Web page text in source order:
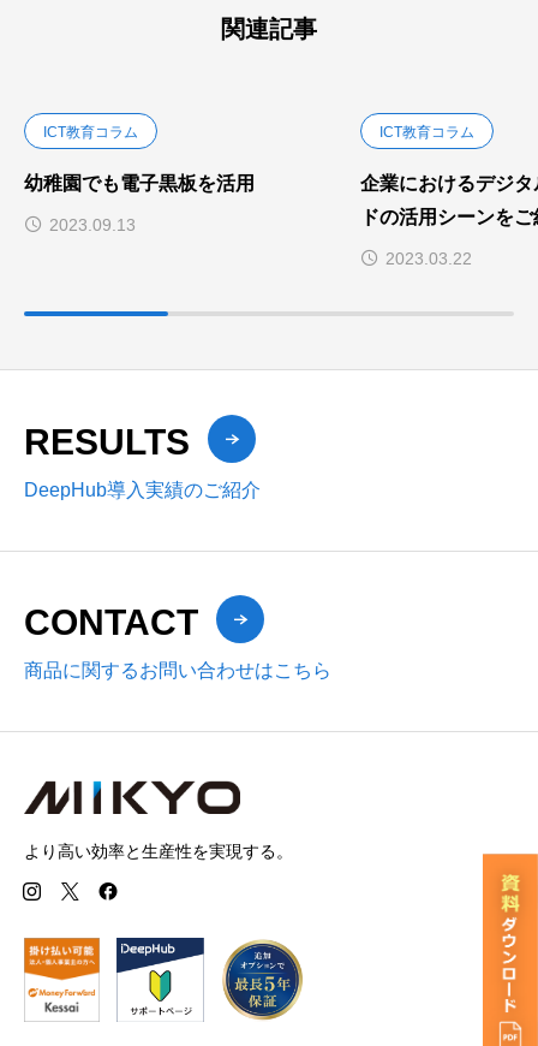
関連記事
ICT教育コラム
幼稚園でも電子黒板を活用
2023.09.13
ICT教育コラム
企業におけるデジ
ドの活用シーンを
2023.03.22
RESULTS
DeepHub導入実績のご紹介
CONTACT
商品に関するお問い合わせはこちら
より高い効率と生産性を実現する。